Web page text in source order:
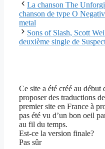
La chanson The
chanson de type O
metal
Sons of Slash, Scott
deuxième single de
Ce site a été créé au
proposer des traductions
premier site en France à
pas été vu d’un bon oeil
au fil du temps.
Est-ce la version finale?
Pas sûr